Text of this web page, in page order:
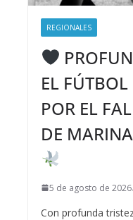
REGIONALES
EL
POR EL
DE
5 de agosto de 2026
Con profunda